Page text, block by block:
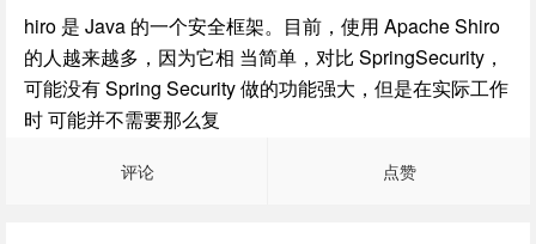
hiro 是 Java 的一个安全框架。目前，使用 Apache Shiro
的人越来越多，因为它相 当简单，对比 SpringSecurity，
可能没有 Spring Security 做的功能强大，但是在实际工作
时 可能并不需要那么复
评论 点赞